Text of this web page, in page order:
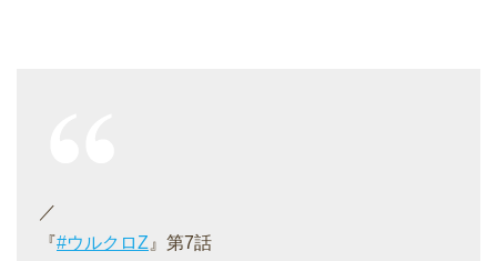
／
『#ウルクロZ 』第7話